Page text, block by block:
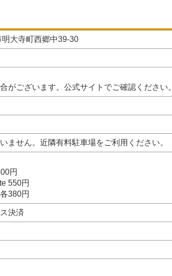
大寺町西郷中39-30
がございます。公式サイトでご確認ください。
ません。近隣有料駐車場をご利用ください。
円
550円
各380円
決済